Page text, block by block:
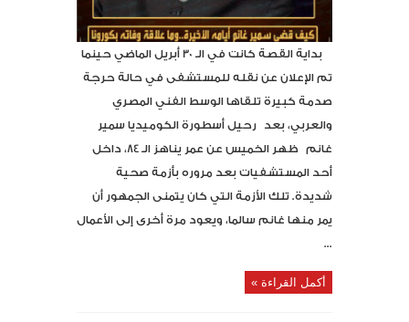
بداية القصة كانت في الـ 30 أبريل الماضي حينما
تم الإعلان عن نقله للمستشفى في حالة حرجة
صدمة كبيرة تلقاها الوسط الفني المصري
والعربي، بعد رحيل أسطورة الكوميديا سمير
غانم ظهر الخميس عن عمر يناهز الـ 84، داخل
أحد المستشفيات بعد مروره بأزمة صحية
شديدة. تلك الأزمة التي كان يتمنى الجمهور أن
يمر منها غانم سالما، ويعود مرة أخرى إلى الأعمال
...
أكمل القراءة »